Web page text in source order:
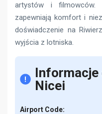
artystów i filmowców.
zapewniają komfort i
doświadczenie na
wyjścia z lotniska.
Informacje
Nicei
Airport Code: